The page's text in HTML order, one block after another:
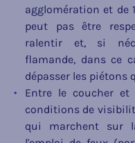
agglomération et de
peut pas être
ralentir et, si
flamande, dans ce
dépasser les piétons
Entre le coucher
conditions de
qui marchent sur